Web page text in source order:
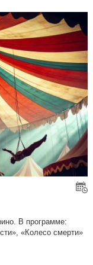
В программе:
«Колесо смерти»